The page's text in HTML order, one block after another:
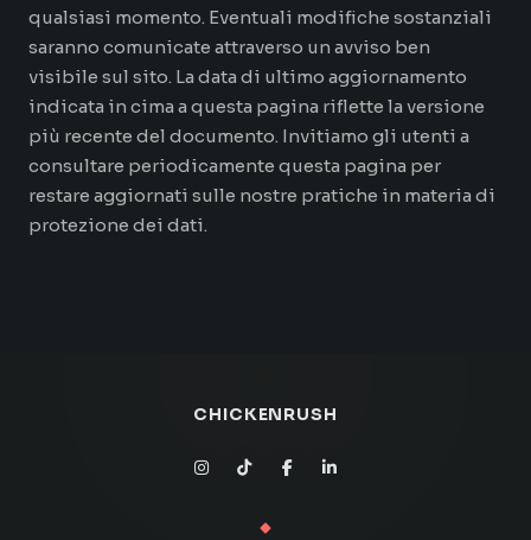
qualsiasi momento. Eventuali modifiche sostanziali
saranno comunicate attraverso un avviso ben
visibile sul sito. La data di ultimo aggiornamento
indicata in cima a questa pagina riflette la versione
più recente del documento. Invitiamo gli utenti a
consultare periodicamente questa pagina per
restare aggiornati sulle nostre pratiche in materia di
protezione dei dati.
CHICKENRUSH